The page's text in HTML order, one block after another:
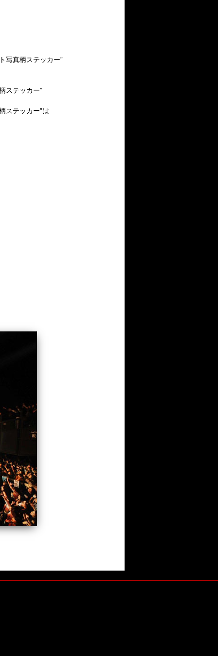
写真柄ステッカー”
ステッカー”
ステッカー”は